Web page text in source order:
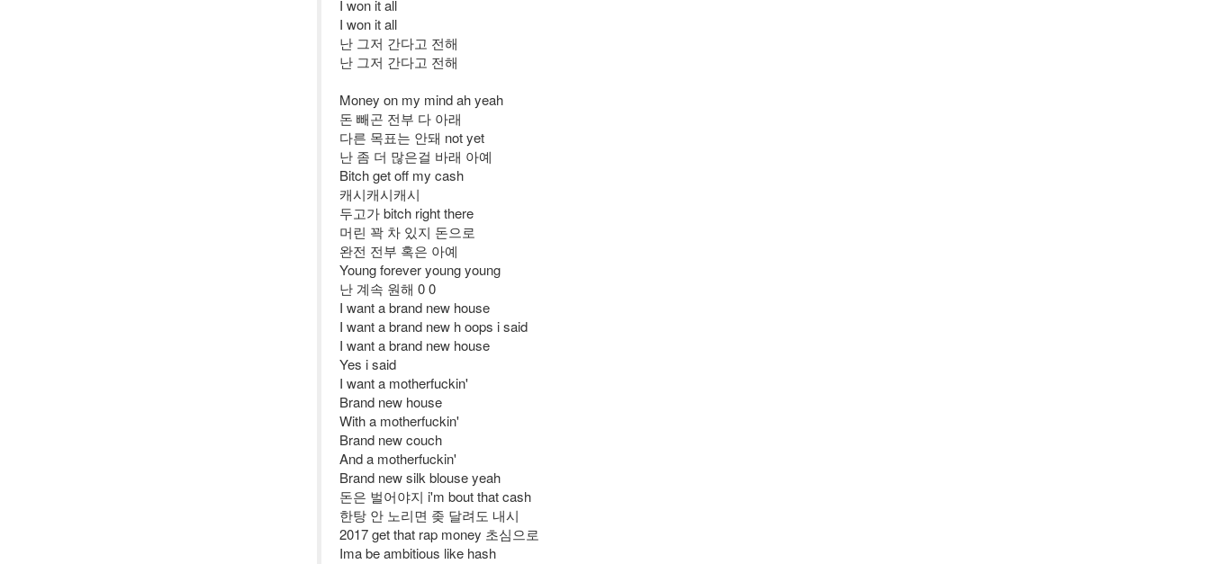
I won it all
I won it all
난 그저 간다고 전해
난 그저 간다고 전해
Money on my mind ah yeah
돈 빼곤 전부 다 아래
다른 목표는 안돼 not yet
난 좀 더 많은걸 바래 아예
Bitch get off my cash
캐시캐시캐시
두고가 bitch right there
머린 꽉 차 있지 돈으로
완전 전부 혹은 아예
Young forever young young
난 계속 원해 0 0
I want a brand new house
I want a brand new h oops i said
I want a brand new house
Yes i said
I want a motherfuckin'
Brand new house
With a motherfuckin'
Brand new couch
And a motherfuckin'
Brand new silk blouse yeah
돈은 벌어야지 i'm bout that cash
한탕 안 노리면 좆 달려도 내시
2017 get that rap money 초심으로
Ima be ambitious like hash